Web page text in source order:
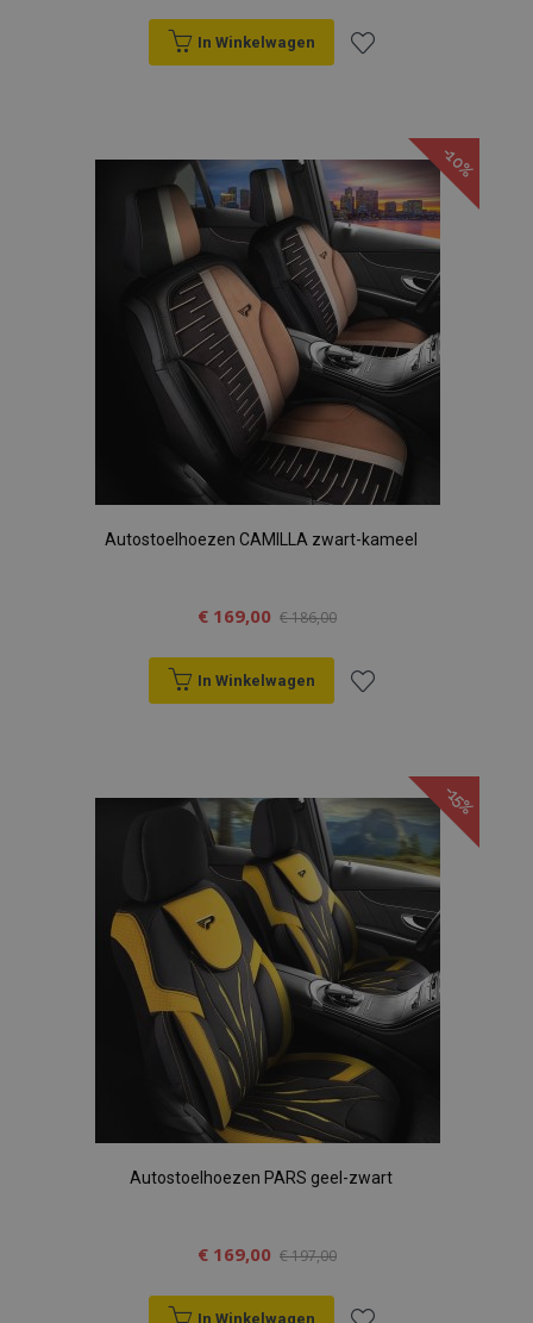
In Winkelwagen
aan
verlanglijst
-10%
Autostoelhoezen CAMILLA zwart-kameel
€ 169,00 € 186,00
In Winkelwagen
aan
verlanglijst
-15%
Autostoelhoezen PARS geel-zwart
€ 169,00 € 197,00
In Winkelwagen